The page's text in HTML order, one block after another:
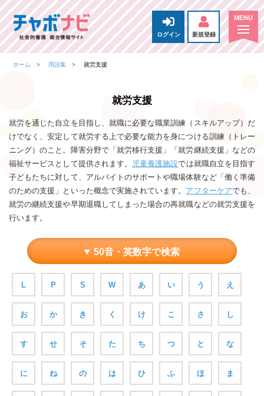
ログイン 新規登録
ホーム 用語集 就労支援
就労支援
就労を通じた自立を目指し、就職に必要な職業訓練（スキルアップ）だ
けでなく、安定して就労する上で必要な能力を身につける訓練（トレー
ニング）のこと。障害分野で「就労移行支援」「就労継続支援」などの
福祉サービスとして提供されます。
児童養護施設では就職自立を目指す
子どもたちに対して、アルバイトのサポートや職場体験など「働く準備
のための支援」といった概念で実施されています。 アフターケアでも、
就労の継続支援や早期退職してしまった場合の再就職などの就労支援を
行います。
50音・英数字で検索
L P S W あ い う え
お か き く け こ さ し
す せ そ た ち つ と な
に ね の は ひ ふ ほ ま